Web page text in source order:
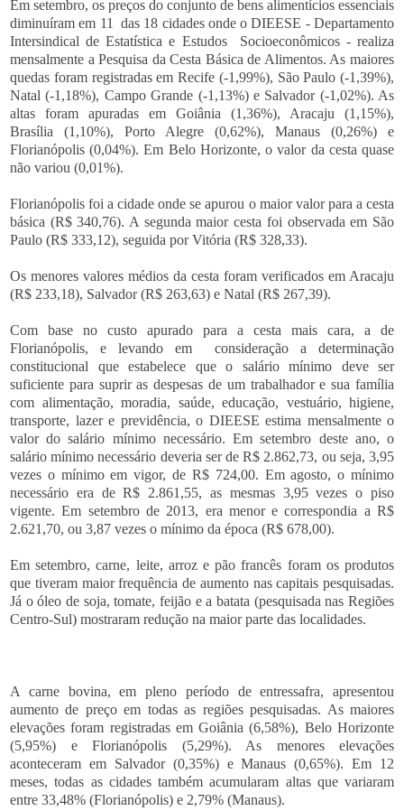
Em setembro, os preços do conjunto de bens alimentícios essenciais
diminuíram em 11 das 18 cidades onde o DIEESE - Departamento
Intersindical de Estatística e Estudos Socioeconômicos - realiza
mensalmente a Pesquisa da Cesta Básica de Alimentos. As maiores
quedas foram registradas em Recife (-1,99%), São Paulo (-1,39%),
Natal (-1,18%), Campo Grande (-1,13%) e Salvador (-1,02%). As
altas foram apuradas em Goiânia (1,36%), Aracaju (1,15%),
Brasília (1,10%), Porto Alegre (0,62%), Manaus (0,26%) e
Florianópolis (0,04%). Em Belo Horizonte, o valor da cesta quase
não variou (0,01%).
Florianópolis foi a cidade onde se apurou o maior valor para a cesta
básica (R$ 340,76). A segunda maior cesta foi observada em São
Paulo (R$ 333,12), seguida por Vitória (R$ 328,33).
Os menores valores médios da cesta foram verificados em Aracaju
(R$ 233,18), Salvador (R$ 263,63) e Natal (R$ 267,39).
Com base no custo apurado para a cesta mais cara, a de
Florianópolis, e levando em consideração a determinação
constitucional que estabelece que o salário mínimo deve ser
suficiente para suprir as despesas de um trabalhador e sua família
com alimentação, moradia, saúde, educação, vestuário, higiene,
transporte, lazer e previdência, o DIEESE estima mensalmente o
valor do salário mínimo necessário. Em setembro deste ano, o
salário mínimo necessário deveria ser de R$ 2.862,73, ou seja, 3,95
vezes o mínimo em vigor, de R$ 724,00. Em agosto, o mínimo
necessário era de R$ 2.861,55, as mesmas 3,95 vezes o piso
vigente. Em setembro de 2013, era menor e correspondia a R$
2.621,70, ou 3,87 vezes o mínimo da época (R$ 678,00).
Em setembro, carne, leite, arroz e pão francês foram os produtos
que tiveram maior frequência de aumento nas capitais pesquisadas.
Já o óleo de soja, tomate, feijão e a batata (pesquisada nas Regiões
Centro-Sul) mostraram redução na maior parte das localidades.
A carne bovina, em pleno período de entressafra, apresentou
aumento de preço em todas as regiões pesquisadas. As maiores
elevações foram registradas em Goiânia (6,58%), Belo Horizonte
(5,95%) e Florianópolis (5,29%). As menores elevações
aconteceram em Salvador (0,35%) e Manaus (0,65%). Em 12
meses, todas as cidades também acumularam altas que variaram
entre 33,48% (Florianópolis) e 2,79% (Manaus).